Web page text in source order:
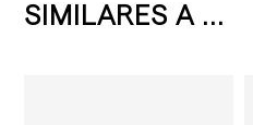
SIMILARES A ...